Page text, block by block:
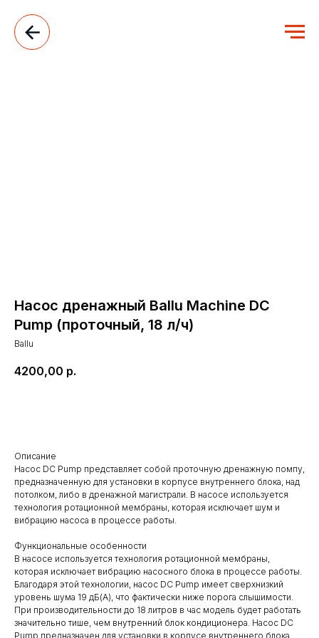
Насос дренажный Ballu Machine DС
Pump (проточный, 18 л/ч)
Ballu
4200,00 р.
Описание
Насос DC Pump представляет собой проточную дренажную помпу,
предназначенную для установки в корпусе внутреннего блока, над
потолком, либо в дренажной магистрали. В насосе используется
технология ротационной мембраны, которая исключает шум и
вибрацию насоса в процессе работы.
Функциональные особенности
В насосе используется технология ротационной мембраны,
которая исключает вибрацию насосного блока в процессе работы.
Благодаря этой технологии, насос DC Pump имеет сверхнизкий
уровень шума 19 дБ(А), что фактически ниже порога слышимости.
При производительности до 18 литров в час модель будет работать
значительно тише, чем внутренний блок кондиционера. Насос DC
Pump предназначен для установки в корпусе внутреннего блока,